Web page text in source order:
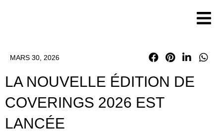
MARS 30, 2026
LA NOUVELLE ÉDITION DE
COVERINGS 2026 EST
LANCÉE